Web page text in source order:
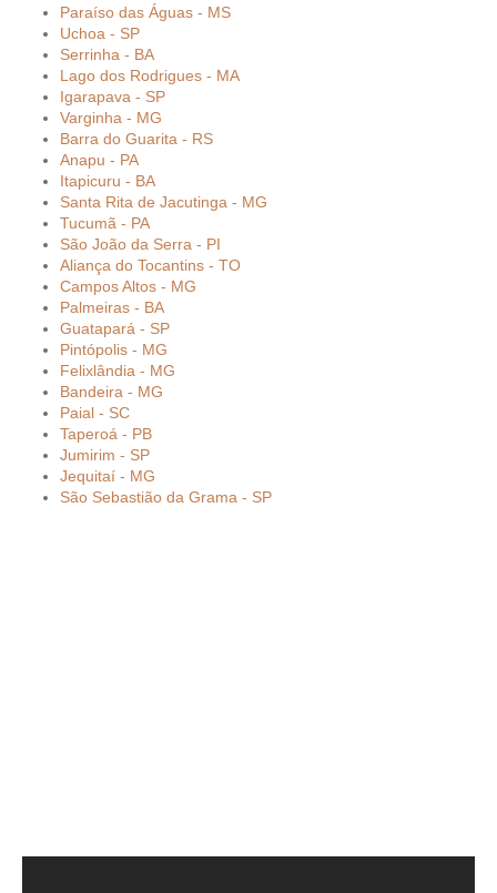
Paraíso das Águas - MS
Uchoa - SP
Serrinha - BA
Lago dos Rodrigues - MA
Igarapava - SP
Varginha - MG
Barra do Guarita - RS
Anapu - PA
Itapicuru - BA
Santa Rita de Jacutinga - MG
Tucumã - PA
São João da Serra - PI
Aliança do Tocantins - TO
Campos Altos - MG
Palmeiras - BA
Guatapará - SP
Pintópolis - MG
Felixlândia - MG
Bandeira - MG
Paial - SC
Taperoá - PB
Jumirim - SP
Jequitaí - MG
São Sebastião da Grama - SP